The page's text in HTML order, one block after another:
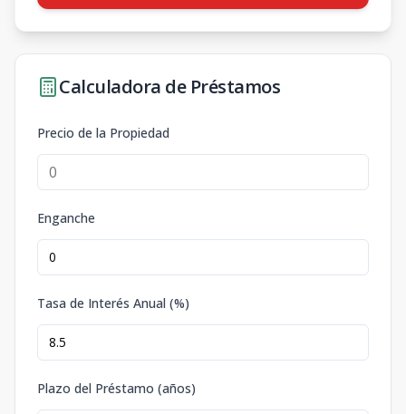
Calculadora de Préstamos
Precio de la Propiedad
Enganche
Tasa de Interés Anual (%)
Plazo del Préstamo (años)